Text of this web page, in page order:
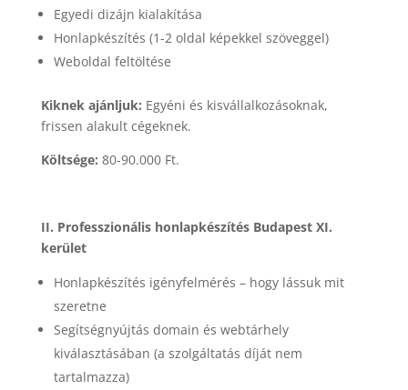
Egyedi dizájn kialakítása
Honlapkészítés (1-2 oldal képekkel szöveggel)
Weboldal feltöltése
Kiknek ajánljuk: Egyéni és kisvállalkozásoknak,
frissen alakult cégeknek.
Költsége: 80-90.000 Ft.
II. Professzionális honlapkészítés Budapest XI.
kerület
Honlapkészítés igényfelmérés – hogy lássuk mit
szeretne
Segítségnyújtás domain és webtárhely
kiválasztásában (a szolgáltatás díját nem
tartalmazza)